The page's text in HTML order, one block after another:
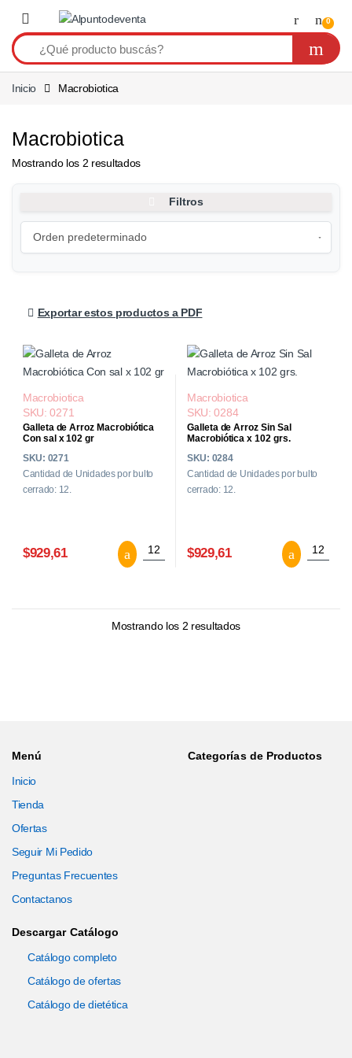
Saltar a navegación
0
Inicio Macrobiotica
Macrobiotica
Mostrando los 2 resultados
Filtros
Exportar estos productos a PDF
Macrobiotica
SKU: 0271
Galleta de Arroz Macrobiótica
Con sal x 102 gr
SKU: 0271
Cantidad de Unidades por bulto
cerrado: 12.
$929,61 Galleta de Arroz Macrobiótica Con sal x
Macrobiotica
SKU: 0284
Galleta de Arroz Sin Sal
Macrobiótica x 102 grs.
SKU: 0284
Cantidad de Unidades por bulto
cerrado: 12.
$929,61 Galleta
Mostrando los 2 resultados
Menú
Inicio
Tienda
Ofertas
Seguir Mi Pedido
Preguntas Frecuentes
Contactanos
Categorías de Productos
Descargar Catálogo
Catálogo completo
Catálogo de ofertas
Catálogo de dietética